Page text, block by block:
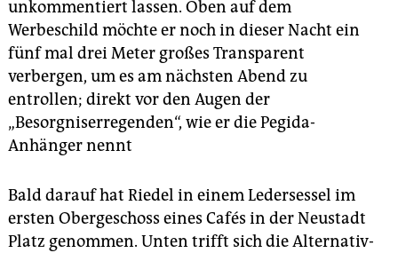
unkommentiert lassen. Oben auf dem
Werbeschild möchte er noch in dieser Nacht ein
fünf mal drei Meter großes Transparent
verbergen, um es am nächsten Abend zu
entrollen; direkt vor den Augen der
„Besorgniserregenden“, wie er die Pegida-
Anhänger nennt
Bald darauf hat Riedel in einem Ledersessel im
ersten Obergeschoss eines Cafés in der Neustadt
Platz genommen. Unten trifft sich die Alternativ-